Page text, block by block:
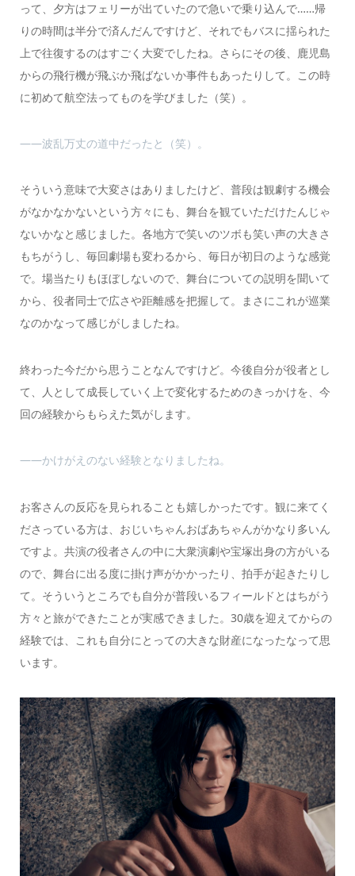
って、夕方はフェリーが出ていたので急いで乗り込んで……帰
りの時間は半分で済んだんですけど、それでもバスに揺られた
上で往復するのはすごく大変でしたね。さらにその後、鹿児島
からの飛行機が飛ぶか飛ばないか事件もあったりして。この時
に初めて航空法ってものを学びました（笑）。
――波乱万丈の道中だったと（笑）。
そういう意味で大変さはありましたけど、普段は観劇する機会
がなかなかないという方々にも、舞台を観ていただけたんじゃ
ないかなと感じました。各地方で笑いのツボも笑い声の大きさ
もちがうし、毎回劇場も変わるから、毎日が初日のような感覚
で。場当たりもほぼしないので、舞台についての説明を聞いて
から、役者同士で広さや距離感を把握して。まさにこれが巡業
なのかなって感じがしましたね。
終わった今だから思うことなんですけど。今後自分が役者とし
て、人として成長していく上で変化するためのきっかけを、今
回の経験からもらえた気がします。
――かけがえのない経験となりましたね。
お客さんの反応を見られることも嬉しかったです。観に来てく
ださっている方は、おじいちゃんおばあちゃんがかなり多いん
ですよ。共演の役者さんの中に大衆演劇や宝塚出身の方がいる
ので、舞台に出る度に掛け声がかかったり、拍手が起きたりし
て。そういうところでも自分が普段いるフィールドとはちがう
方々と旅ができたことが実感できました。30歳を迎えてからの
経験では、これも自分にとっての大きな財産になったなって思
います。